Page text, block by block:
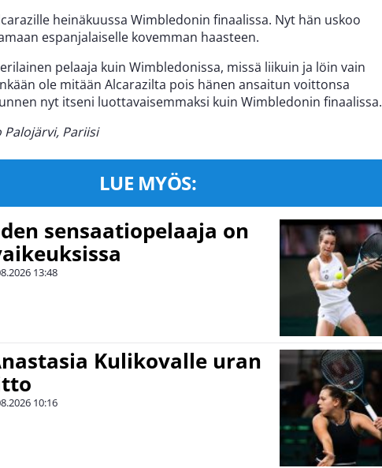
heinäkuussa Wimbledonin finaalissa. Nyt hän uskoo
espanjalaiselle kovemman haasteen.
pelaaja kuin Wimbledonissa, missä liikuin ja löin vain
ole mitään Alcarazilta pois hänen ansaitun voittonsa
nyt itseni luottavaisemmaksi kuin Wimbledonin finaalissa.
Pariisi
LUE MYÖS:
sensaatiopelaaja on
13:48
Kulikovalle uran
10:16